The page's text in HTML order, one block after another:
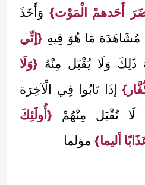
أَحَدهمْ الْمَوْت} وَأَخَذَ
مُشَاهَدَة مَا هُوَ فِيهِ {إنِّي
ذَلِكَ وَلَا يُقْبَل مِنْهُ {وَلَا
إذَا تَابُوا فِي الْآخِرَة
لَا تُقْبَل مِنْهُمْ {أُولَئِكَ
أليما} مؤلما